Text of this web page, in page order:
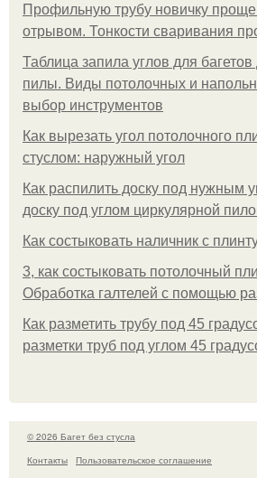
Профильную трубу новичку проще
отрывом. Тонкости сваривания
Таблица запила углов для
пилы. Виды потолочных и
выбор инструментов
Как вырезать угол потолочного
стуслом: наружный угол
Как распилить доску под нужным
доску под углом циркулярной
Как состыковать наличник с
3, как состыковать потолочный
Обработка галтелей с помощью
Как разметить трубу под 45
разметки труб под углом 45
© 2026 Багет без стусла
Контакты
Пользовательское соглашение